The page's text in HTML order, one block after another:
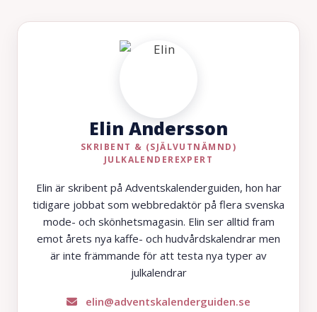
Elin Andersson
SKRIBENT & (SJÄLVUTNÄMND)
JULKALENDEREXPERT
Elin är skribent på Adventskalenderguiden, hon har
tidigare jobbat som webbredaktör på flera svenska
mode- och skönhetsmagasin. Elin ser alltid fram
emot årets nya kaffe- och hudvårdskalendrar men
är inte främmande för att testa nya typer av
julkalendrar
elin@adventskalenderguiden.se